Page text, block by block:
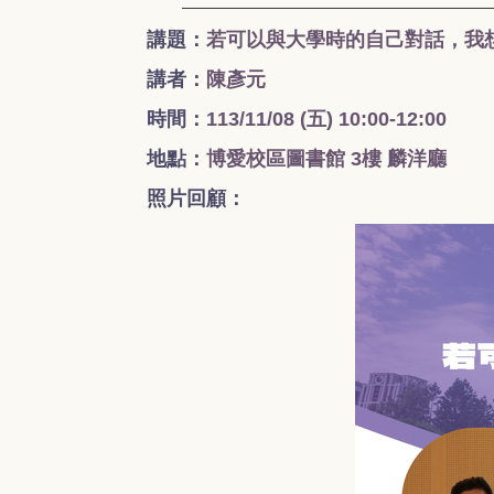
講題： 若可以與大學時的自己對話，我
講者： 陳彥元
時間： 113/11/08 (五) 10:00-12:00
地點： 博愛校區圖書館 3樓 麟洋廳
照片回顧：